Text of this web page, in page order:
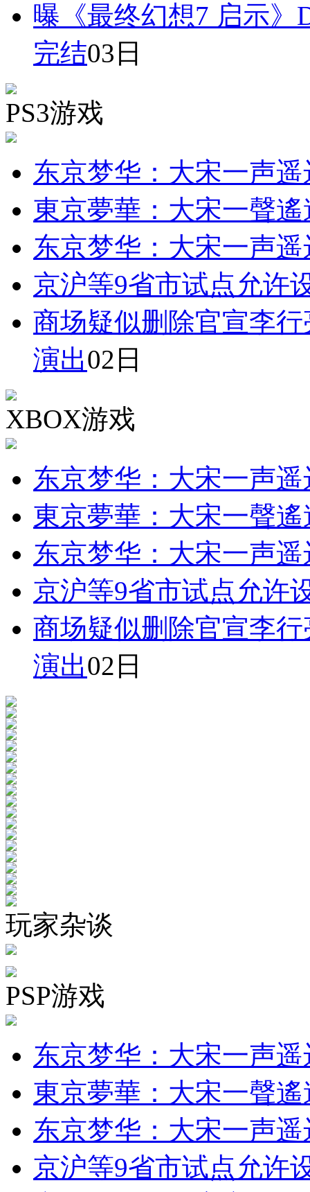
曝《最终幻想7 启示
完结03日
PS3游戏
东京梦华：大宋一声
東京夢華：大宋一聲
东京梦华：大宋一声
京沪等9省市试点允许
商场疑似删除官宣李
演出02日
XBOX游戏
东京梦华：大宋一声
東京夢華：大宋一聲
东京梦华：大宋一声
京沪等9省市试点允许
商场疑似删除官宣李
演出02日
玩家杂谈
PSP游戏
东京梦华：大宋一声
東京夢華：大宋一聲
东京梦华：大宋一声
京沪等9省市试点允许